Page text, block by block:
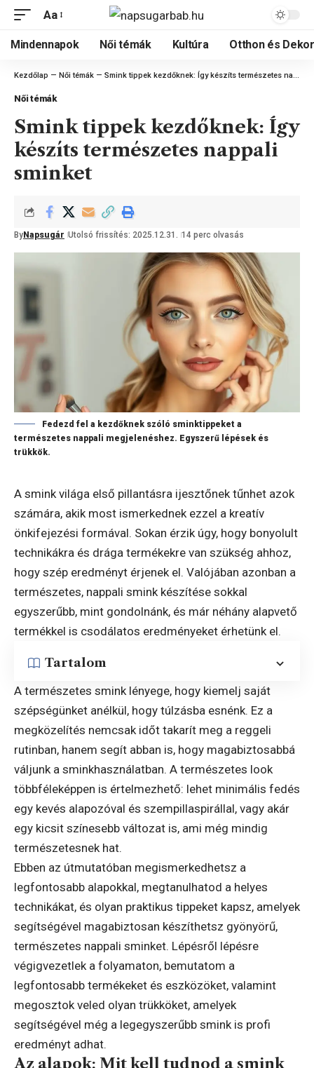
Aa
Mindennapok Női témák Kultúra Otthon és
Kezdőlap — Női témák — Smink tippek kezdőknek: Így készíts természetes nappali sminket
Női témák
Smink tippek kezdőknek: Így
készíts természetes nappali
sminket
By Napsugár Utolsó frissítés: 2025.12.31. 14 perc olvasás
Fedezd fel a kezdőknek szóló sminktippeket a
természetes nappali megjelenéshez. Egyszerű lépések és
trükkök.
A smink világa első pillantásra ijesztőnek tűnhet azok
számára, akik most ismerkednek ezzel a kreatív
önkifejezési formával. Sokan érzik úgy, hogy bonyolult
technikákra és drága termékekre van szükség ahhoz,
hogy szép eredményt érjenek el. Valójában azonban a
természetes, nappali smink készítése sokkal
egyszerűbb, mint gondolnánk, és már néhány alapvető
termékkel is csodálatos eredményeket érhetünk el.
Tartalom
A természetes smink lényege, hogy kiemelj saját
szépségünket anélkül, hogy túlzásba esnénk. Ez a
megközelítés nemcsak időt takarít meg a reggeli
rutinban, hanem segít abban is, hogy magabiztosabbá
váljunk a sminkhasználatban. A természetes look
többféleképpen is értelmezhető: lehet minimális fedés
egy kevés alapozóval és szempillaspirállal, vagy akár
egy kicsit színesebb változat is, ami még mindig
természetesnek hat.
Ebben az útmutatóban megismerkedhetsz a
legfontosabb alapokkal, megtanulhatod a helyes
technikákat, és olyan praktikus tippeket kapsz, amelyek
segítségével magabiztosan készíthetsz gyönyörű,
természetes nappali sminket. Lépésről lépésre
végigvezetlek a folyamaton, bemutatom a
legfontosabb termékeket és eszközöket, valamint
megosztok veled olyan trükköket, amelyek
segítségével még a legegyszerűbb smink is profi
eredményt adhat.
Az alapok: Mit kell tudnod a smink